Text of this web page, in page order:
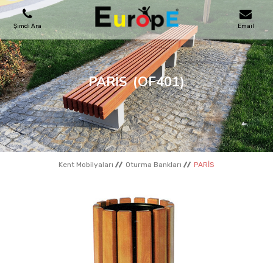
Şimdi Ara Email
OYUN PARKLARI
SKATEPARKLAR
AHŞAP EVLER
KENT MOBILYALARI
PARİS (OF401)
Kent Mobilyaları Oturma Bankları PARİS